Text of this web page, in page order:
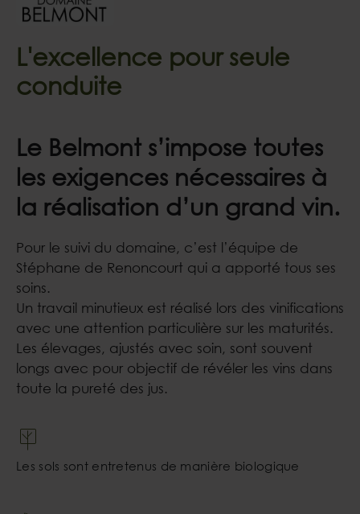
L'excellence pour seule
conduite
Le Belmont s’impose toutes
les exigences nécessaires à
la réalisation d’un grand vin.
Pour le suivi du domaine, c’est l’équipe de
Stéphane de Renoncourt qui a apporté tous ses
soins.
Un travail minutieux est réalisé lors des vinifications
avec une attention particulière sur les maturités.
Les élevages, ajustés avec soin, sont souvent
longs avec pour objectif de révéler les vins dans
toute la pureté des jus.
Les sols sont entretenus de manière biologique